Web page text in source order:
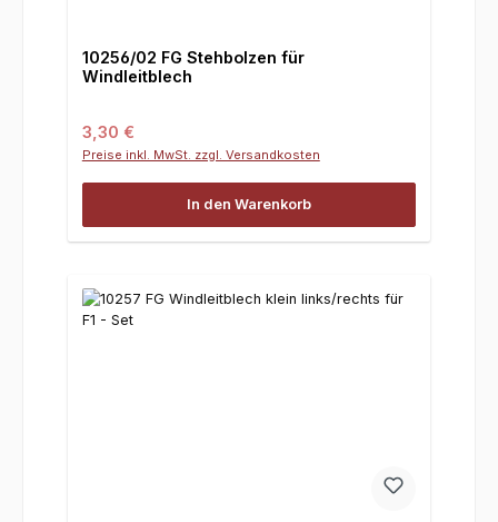
10256/02 FG Stehbolzen für
Windleitblech
Regulärer Preis:
3,30 €
Preise inkl. MwSt. zzgl. Versandkosten
In den Warenkorb